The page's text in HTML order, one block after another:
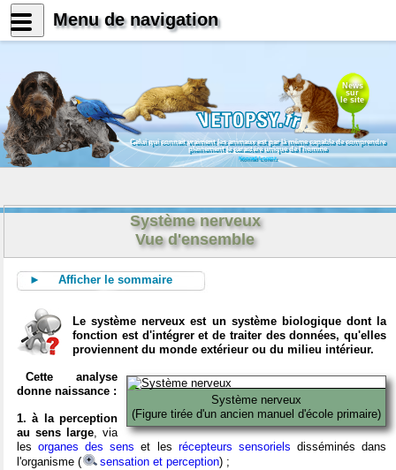
News
sur
le site
Celui qui connait vraiment les animaux est par là même capable de comprendre
pleinement le caractère unique de l'homme
Konrad Lorenz
Système nerveux
Vue d'ensemble
► Afficher le sommaire
Le système nerveux est un système biologique dont la
fonction est d'intégrer et de traiter des données, qu'elles
proviennent du monde extérieur ou du milieu intérieur.
Système nerveux
(Figure tirée d'un ancien manuel d'école primaire)
Cette analyse
donne naissance :
1. à la perception
au sens large, via
lesorganes des sens et les récepteurs sensoriels disséminés dans
l'organisme (
sensation et perception) ;
Menu de navigation